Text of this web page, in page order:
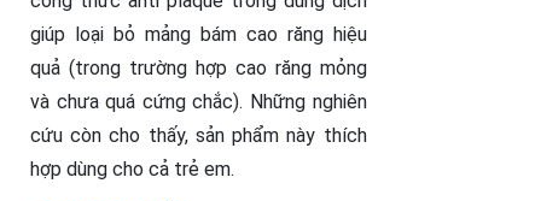
giúp loại bỏ mảng bám cao răng hiệu
quả (trong trường hợp cao răng mỏng
và chưa quá cứng chắc). Những nghiên
cứu còn cho thấy, sản phẩm này thích
hợp dùng cho cả trẻ em.